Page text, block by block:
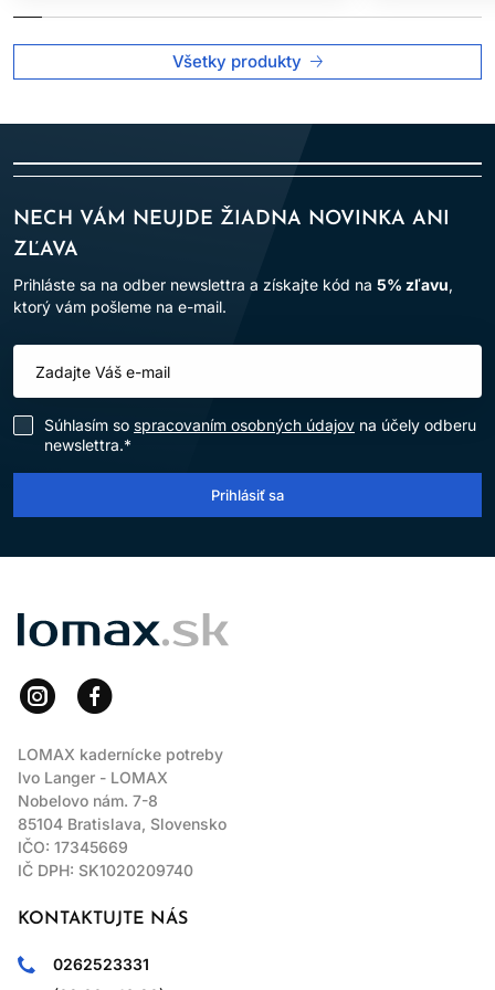
Prečo zaradiť Wella Color Fresh Mask do svojej starostlivosti o
voľbou, ak:
Chcete predĺžiť životnosť farby medzi návštevami salónu.
Hľadáte profesionálnu vlasovú kozmetiku, ktorá kombinuje
starostlivosť s efektívnym výsledkom.
Uprednostňujete produkty, ktoré sú šetrné k životnému
prostrediu a vašim vlasom zároveň.
Wella Professionals Color Fresh Mask je riešenie, ktoré spojí
krásu, jednoduchosť a starostlivosť.
Všetky produkty
NECH VÁM NEUJDE ŽIADNA NOVINKA ANI
ZĽAVA
Prihláste sa na odber newslettra a získajte kód na 5% zľavu,
ktorý vám pošleme na e-mail.
Súhlasím so spracovaním osobných údajov na účely odberu
newslettra.*
Prihlásiť sa
LOMAX
LOMAX kadernícke potreby
Ivo Langer - LOMAX
Nobelovo nám. 7-8
85104 Bratislava, Slovensko
IČO: 17345669
IČ DPH: SK1020209740
KONTAKTUJTE NÁS
0262523331